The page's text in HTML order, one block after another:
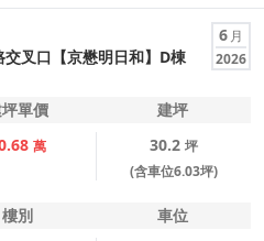
叉口【京懋明日和】D棟
6 月
2026
單價
建坪
萬 30.2 坪
(含車位6.03坪)
樓別
車位